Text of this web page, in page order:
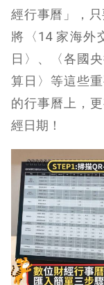
經行事曆」，只
將〈14 家海外
日〉、〈各國
算日〉等這些
的行事曆上，
經日期！